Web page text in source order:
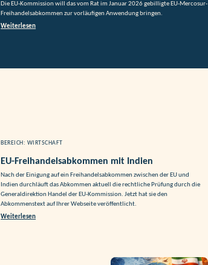
Die EU-Kommission will das vom Rat im Januar 2026 gebilligte EU-Mercosur-
Freihandelsabkommen zur vorläufigen Anwendung bringen.
Weiterlesen
BEREICH: WIRTSCHAFT
EU-Freihandelsabkommen mit Indien
Nach der Einigung auf ein Freihandelsabkommen zwischen der EU und
Indien durchläuft das Abkommen aktuell die rechtliche Prüfung durch die
Generaldirektion Handel der EU-Kommission. Jetzt hat sie den
Abkommenstext auf Ihrer Webseite veröffentlicht.
Weiterlesen